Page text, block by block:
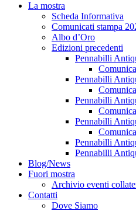
La mostra
Scheda Informativa
Comunicati stampa
Albo d’Oro
Edizioni precedenti
Pennabilli
Pennabilli
Pennabilli
Pennabilli
Pennabilli
Pennabilli
Blog/News
Fuori mostra
Archivio eventi
Contatti
Dove Siamo